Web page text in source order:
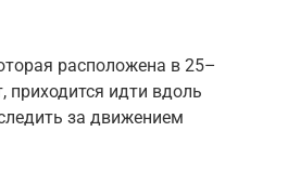
расположена в 25–
идти вдоль
за движением